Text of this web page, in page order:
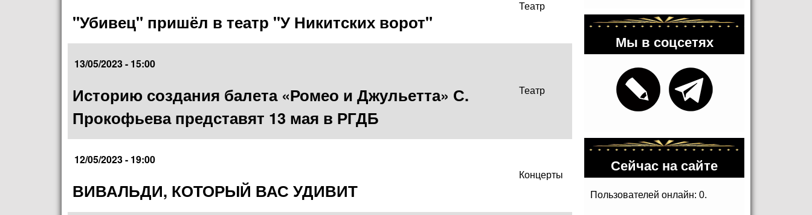
"Убивец" пришёл в театр "У Никитских ворот"
Театр
13/05/2023 - 15:00
Историю создания балета «Ромео и Джульетта» С.
Прокофьева представят 13 мая в РГДБ
Театр
12/05/2023 - 19:00
ВИВАЛЬДИ, КОТОРЫЙ ВАС УДИВИТ
Концерты
Мы в соцсетях
Сейчас на сайте
Пользователей онлайн: 0.